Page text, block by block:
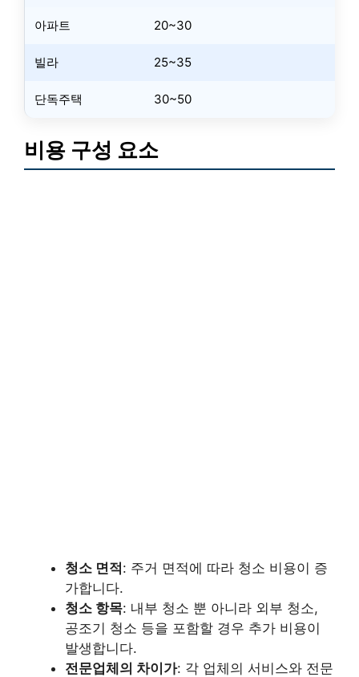
아파트 20~30
빌라 25~35
단독주택 30~50
비용 구성 요소
청소 면적 : 주거 면적에 따라 청소 비용이 증
가합니다.
청소 항목: 내부 청소 뿐 아니라 외부 청소,
공조기 청소 등을 포함할 경우 추가 비용이
발생합니다.
전문업체의 차이가: 각 업체의 서비스와 전문